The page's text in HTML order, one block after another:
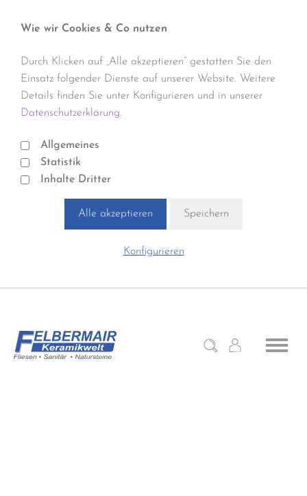
Wie wir Cookies & Co nutzen
Durch Klicken auf „Alle akzeptieren“ gestatten Sie den
Einsatz folgender Dienste auf unserer Website. Weitere
Details finden Sie unter Konfigurieren und in unserer
Datenschutzerklärung.
Allgemeines
Statistik
Inhalte Dritter
Alle akzeptieren Speichern
Konfigurieren